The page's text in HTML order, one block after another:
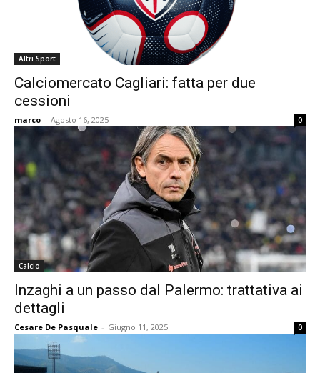
Altri Sport
Calciomercato Cagliari: fatta per due
cessioni
marco - Agosto 16, 2025 0
Calcio
Inzaghi a un passo dal Palermo: trattativa ai
dettagli
Cesare De Pasquale - Giugno 11, 2025 0